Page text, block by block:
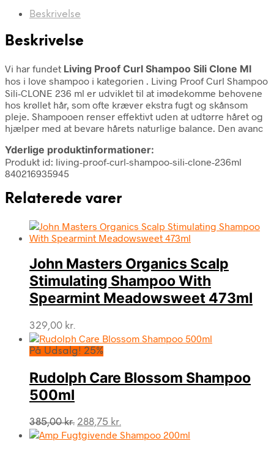
Beskrivelse
Beskrivelse
Vi har fundet Living Proof Curl Shampoo Sili Clone Ml
hos i love shampoo i kategorien . Living Proof Curl Shampoo
Sili-CLONE 236 ml er udviklet til at imødekomme behovene
hos krøllet hår, som ofte kræver ekstra fugt og skånsom
pleje. Shampooen renser effektivt uden at udtørre håret og
hjælper med at bevare hårets naturlige balance. Den avanc
Yderlige produktinformationer:
Produkt id: living-proof-curl-shampoo-sili-clone-236ml
840216935945
Relaterede varer
John Masters Organics Scalp
Stimulating Shampoo With
Spearmint Meadowsweet 473ml
329,00 kr.
På Udsalg! 25%
Rudolph Care Blossom Shampoo
500ml
385,00kr. Den
oprindelige
288,75 kr.
aktuelle